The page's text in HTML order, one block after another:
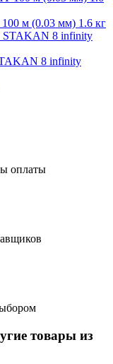
м (0.03 мм) 1.6 кг
8 infinity
оплаты
товары из